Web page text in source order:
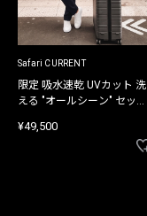
Safari CURRENT
限定 吸水速乾 UVカット 洗
える "オールシーン" セット
¥49,500